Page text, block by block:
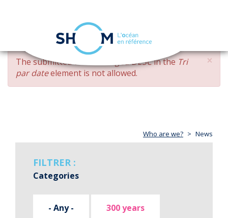
Skip
main
content
navigation
×
ERROR
MESSAGE
The submitted value changed DESCin the Tri
par dateelement is not allowed.
Who are we? News
FILTRER :
Categories
- Any - 300 years